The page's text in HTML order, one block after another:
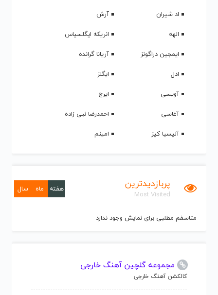
اد شیران
آرش
الهه
انریکه ایگلسیاس
ایمجین دراگونز
آریانا گرانده
ادل
ایگلز
آویسی
ایرج
آغاسی
احمدرضا نبی زاده
آلیسیا کیز
امینم
پربازدیدترین
Most Visited
هفته ماه سال
متاسفم مطلبی برای نمایش وجود ندارد
مجموعه گلچین آهنگ خارجی
کالکشن آهنگ خارجی